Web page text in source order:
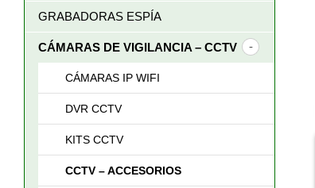
GRABADORAS ESPÍA
CÁMARAS DE VIGILANCIA – CCTV
CÁMARAS IP WIFI
DVR CCTV
KITS CCTV
CCTV – ACCESORIOS